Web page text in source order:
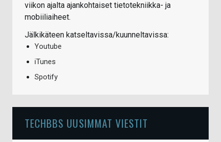
viikon ajalta ajankohtaiset tietotekniikka- ja
mobiiliaiheet.
Jälkikäteen katseltavissa/kuunneltavissa:
Youtube
iTunes
Spotify
TECHBBS UUSIMMAT VIESTIT